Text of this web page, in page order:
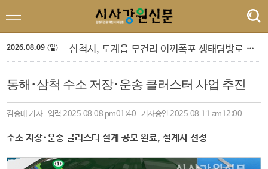
2026.08.09 (일)
정선군, 아우라지 뗏목 및 막걸리 축제
삼척시, 도계읍 무건리 이끼폭포 생태탐방로 전면 통제
강은선, 장분남, 최원규 '3인 전시회'
‘제10회 홍천강 별빛 음악 맥주 축제’ 드론 라이트쇼
폭염 속 야외 주차 차량 내부 온도 85.5℃까지 치솟아
횡성군 병지방 오토캠핑장 재개장
동해･삼척 수소 저장･운송 클러스터 사업 추진
김승배 기자 입력 2025.08.08 pm01:40 기사승인 2025.08.11 am12:00
수소 저장･운송 클러스터 설계 공모 완료, 설계사 선정